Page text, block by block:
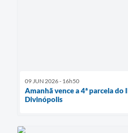
09 JUN 2026 - 16h50
Amanhã vence a 4ª parcela do
Divinópolis